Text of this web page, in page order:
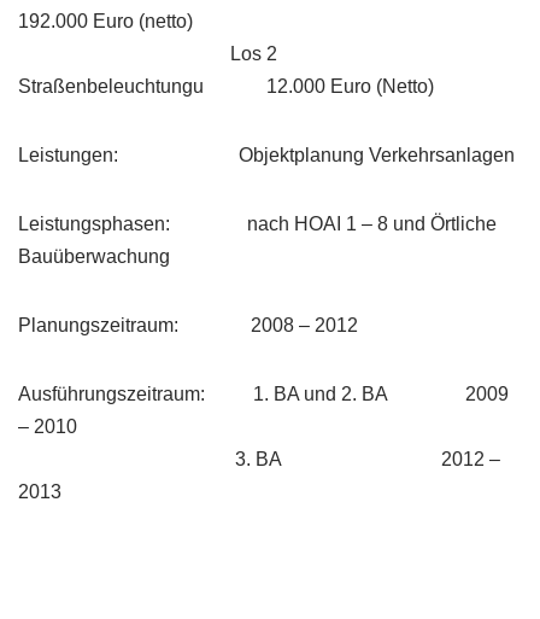
192.000 Euro (netto)
Los 2
Straßenbeleuchtungu 12.000 Euro (Netto)
Leistungen: Objektplanung Verkehrsanlagen
Leistungsphasen: nach HOAI 1 – 8 und Örtliche
Bauüberwachung
Planungszeitraum: 2008 – 2012
Ausführungszeitraum: 1. BA und 2. BA 2009
– 2010
3. BA 2012 –
2013